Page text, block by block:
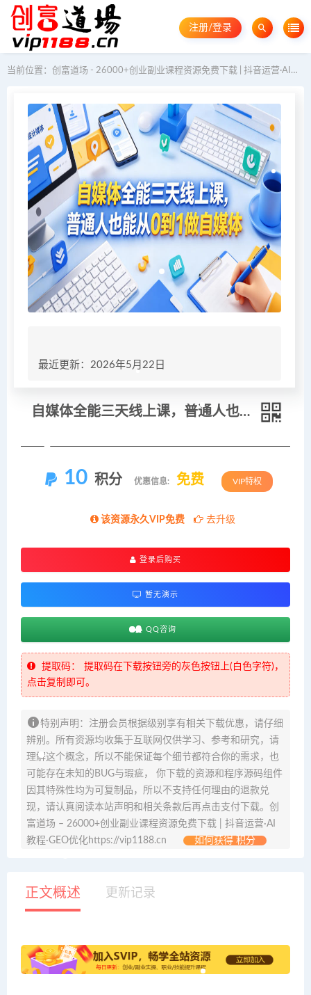
注册/登录
当前位置： 创富道场 - 26000+创业副业课程资源免费下载 | 抖音运营·AI教程·GEO优化
最近更新：2026年5月22日
自媒体全能三天线上课，普通人也能从0到1做自媒体
10 积分 优惠信息: 免费 VIP特权
该资源永久VIP免费 去升级
登录后购买
暂无演示
QQ咨询
提取码：
提取码在下载按钮旁的灰色按钮上(白色字符)，
点击复制即可。
特别声明：注册会员根据级别享有相关下载优惠，请仔细
辨别。所有资源均收集于互联网仅供学习、参考和研究，请
理解这个概念，所以不能保证每个细节都符合你的需求，也
可能存在未知的BUG与瑕疵， 你下载的资源和程序源码组件
因其特殊性均为可复制品，所以不支持任何理由的退款兑
现，请认真阅读本站声明和相关条款后再点击支付下载。创
富道场 – 26000+创业副业课程资源免费下载 | 抖音运营·AI
教程·GEO优化https://vip1188.cn
如何获得 积分
正文概述 更新记录